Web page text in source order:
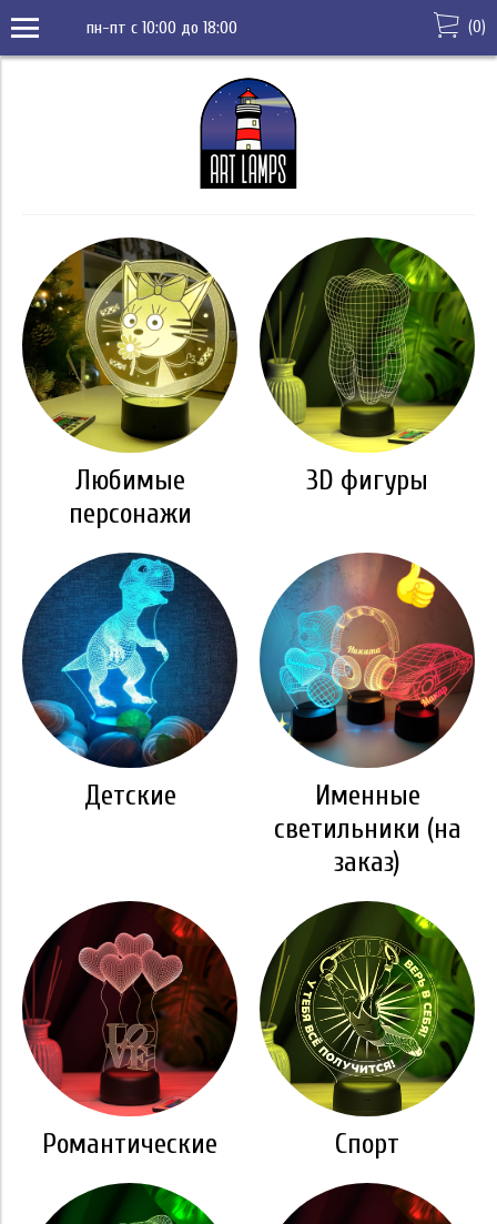
пн-пт с 10:00 до 18:00 (0)
Любимые
персонажи
3D фигуры
Детские
Именные
светильники (на
заказ)
Романтические Спорт